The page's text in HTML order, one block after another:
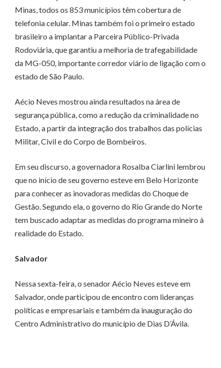
Minas, todos os 853 municípios têm cobertura de
telefonia celular. Minas também foi o primeiro estado
brasileiro a implantar a Parceira Público-Privada
Rodoviária, que garantiu a melhoria de trafegabilidade
da MG-050, importante corredor viário de ligação com o
estado de São Paulo.
Aécio Neves mostrou ainda resultados na área de
segurança pública, como a redução da criminalidade no
Estado, a partir da integração dos trabalhos das polícias
Militar, Civil e do Corpo de Bombeiros.
Em seu discurso, a governadora Rosalba Ciarlini lembrou
que no início de seu governo esteve em Belo Horizonte
para conhecer as inovadoras medidas do Choque de
Gestão. Segundo ela, o governo do Rio Grande do Norte
tem buscado adaptar as medidas do programa mineiro à
realidade do Estado.
Salvador
Nessa sexta-feira, o senador Aécio Neves esteve em
Salvador, onde participou de encontro com lideranças
políticas e empresariais e também da inauguração do
Centro Administrativo do município de Dias D’Ávila.